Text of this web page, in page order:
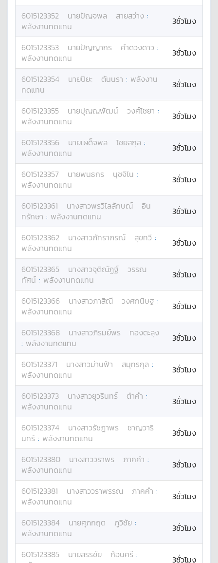
6015123352
นายปัญจพล สายสว่าง :
พลังงานทดแทน
3ชั่วโมง
6015123353 นายปัญญากร คำดวงดาว :
พลังงานทดแทน
3ชั่วโมง
6015123354 นายปิยะ ตันนรา : พลังงาน
ทดแทน
3ชั่วโมง
6015123355 นายปุญญพัฒน์ วงศ์ไชยา :
พลังงานทดแทน
3ชั่วโมง
6015123356 นายเผด็จพล ไชยสกุล :
พลังงานทดแทน
3ชั่วโมง
6015123357 นายพนธกร นุชจิโน :
พลังงานทดแทน
3ชั่วโมง
6015123361 นางสาวพรวิไลลักษณ์
อิน
ทรักษา : พลังงานทดแทน 3ชั่วโมง
6015123362 นางสาวภัทราภรณ์ สุขทวี :
พลังงานทดแทน
3ชั่วโมง
6015123365 นางสาวจุติณัฏฐ์
วรรณ
ทัศน์ : พลังงานทดแทน 3ชั่วโมง
6015123366 นางสาวภาสิณี วงศกนิษฐ :
พลังงานทดแทน
3ชั่วโมง
6015123368 นางสาวภิรมย์พร
ทองตะลุง
: พลังงานทดแทน 3ชั่วโมง
6015123371 นางสาวม่านฟ้า สมุทรกุล :
พลังงานทดแทน
3ชั่วโมง
6015123373 นางสาวยุวรินทร์ ต๋าคำ :
พลังงานทดแทน
3ชั่วโมง
6015123374 นางสาวรัชฎาพร
ชาญวาริ
นทร์ : พลังงานทดแทน 3ชั่วโมง
6015123380 นางสาววราพร ภาคคำ :
พลังงานทดแทน
3ชั่วโมง
6015123381 นางสาววราพรรณ ภาคคำ :
พลังงานทดแทน
3ชั่วโมง
6015123384 นายศุภกฤต ภูวิชัย :
พลังงานทดแทน
3ชั่วโมง
6015123385 นายสรรชัย ก้อนศรี :
3ชั่วโมง